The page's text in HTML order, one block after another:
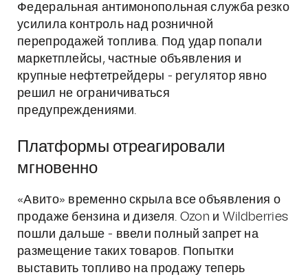
Федеральная антимонопольная служба резко
усилила контроль над розничной
перепродажей топлива. Под удар попали
маркетплейсы, частные объявления и
крупные нефтетрейдеры - регулятор явно
решил не ограничиваться
предупреждениями.
Платформы отреагировали
мгновенно
«Авито» временно скрыла все объявления о
продаже бензина и дизеля. Ozon и Wildberries
пошли дальше - ввели полный запрет на
размещение таких товаров. Попытки
выставить топливо на продажу теперь